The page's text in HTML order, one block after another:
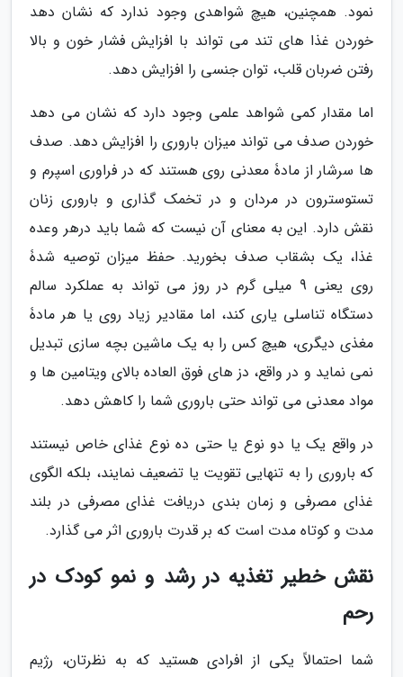
نمود. همچنین، هیچ شواهدی وجود ندارد که نشان دهد
خوردن غذا های تند می تواند با افزایش فشار خون و بالا
رفتن ضربان قلب، توان جنسی را افزایش دهد.
اما مقدار کمی شواهد علمی وجود دارد که نشان می دهد
خوردن صدف می تواند میزان باروری را افزایش دهد. صدف
ها سرشار از مادۀ معدنی روی هستند که در فراوری اسپرم و
تستوسترون در مردان و در تخمک گذاری و باروری زنان
نقش دارد. این به معنای آن نیست که شما باید درهر وعده
غذا، یک بشقاب صدف بخورید. حفظ میزان توصیه شدۀ
روی یعنی 9 میلی گرم در روز می تواند به عملکرد سالم
دستگاه تناسلی یاری کند، اما مقادیر زیاد روی یا هر مادۀ
مغذی دیگری، هیچ کس را به یک ماشین بچه سازی تبدیل
نمی نماید و در واقع، دز های فوق العاده بالای ویتامین ها و
مواد معدنی می تواند حتی باروری شما را کاهش دهد.
در واقع یک یا دو نوع یا حتی ده نوع غذای خاص نیستند
که باروری را به تنهایی تقویت یا تضعیف نمایند، بلکه الگوی
غذای مصرفی و زمان بندی دریافت غذای مصرفی در بلند
مدت و کوتاه مدت است که بر قدرت باروری اثر می گذارد.
نقش خطیر تغذیه در رشد و نمو کودک در
رحم
شما احتمالاً یکی از افرادی هستید که به نظرتان، رژیم